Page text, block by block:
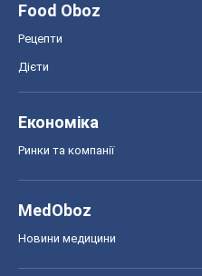
Food Oboz
Рецепти
Дієти
Економіка
Ринки та компанії
MedOboz
Новини медицини